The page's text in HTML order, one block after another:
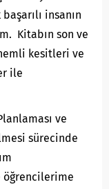
insanın
Kitabın son ve
kesitleri ve
ile
ve
sürecinde
öğrencilerime